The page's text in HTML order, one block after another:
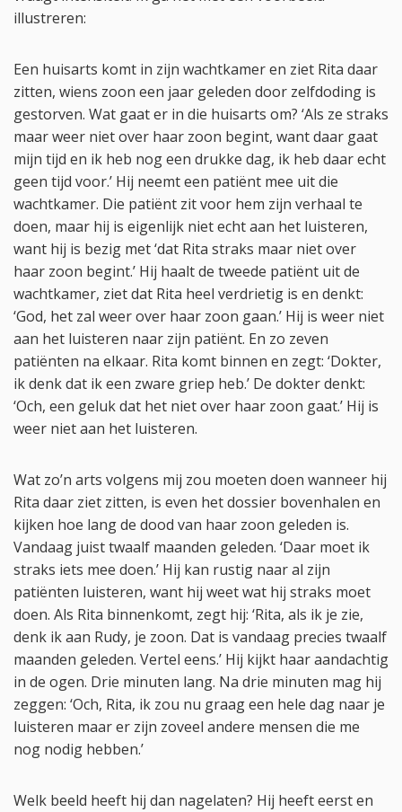
illustreren:
Een huisarts komt in zijn wachtkamer en ziet Rita daar
zitten, wiens zoon een jaar geleden door zelfdoding is
gestorven. Wat gaat er in die huisarts om? ‘Als ze straks
maar weer niet over haar zoon begint, want daar gaat
mijn tijd en ik heb nog een drukke dag, ik heb daar echt
geen tijd voor.’ Hij neemt een patiënt mee uit die
wachtkamer. Die patiënt zit voor hem zijn verhaal te
doen, maar hij is eigenlijk niet echt aan het luisteren,
want hij is bezig met ‘dat Rita straks maar niet over
haar zoon begint.’ Hij haalt de tweede patiënt uit de
wachtkamer, ziet dat Rita heel verdrietig is en denkt:
‘God, het zal weer over haar zoon gaan.’ Hij is weer niet
aan het luisteren naar zijn patiënt. En zo zeven
patiënten na elkaar. Rita komt binnen en zegt: ‘Dokter,
ik denk dat ik een zware griep heb.’ De dokter denkt:
‘Och, een geluk dat het niet over haar zoon gaat.’ Hij is
weer niet aan het luisteren.
Wat zo’n arts volgens mij zou moeten doen wanneer hij
Rita daar ziet zitten, is even het dossier bovenhalen en
kijken hoe lang de dood van haar zoon geleden is.
Vandaag juist twaalf maanden geleden. ‘Daar moet ik
straks iets mee doen.’ Hij kan rustig naar al zijn
patiënten luisteren, want hij weet wat hij straks moet
doen. Als Rita binnenkomt, zegt hij: ‘Rita, als ik je zie,
denk ik aan Rudy, je zoon. Dat is vandaag precies twaalf
maanden geleden. Vertel eens.’ Hij kijkt haar aandachtig
in de ogen. Drie minuten lang. Na drie minuten mag hij
zeggen: ‘Och, Rita, ik zou nu graag een hele dag naar je
luisteren maar er zijn zoveel andere mensen die me
nog nodig hebben.’
Welk beeld heeft hij dan nagelaten? Hij heeft eerst en